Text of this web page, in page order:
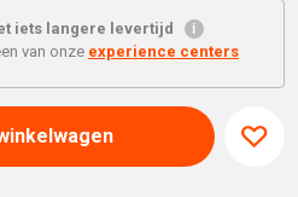
iets langere levertijd
van onze experience centers